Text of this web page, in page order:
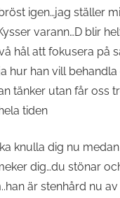
igen…jag ställer
varann…D blir
hål att fokusera på
hur han vill behandla
tänker utan får oss
tiden
knulla dig nu
dig…du stönar
är stenhård nu av